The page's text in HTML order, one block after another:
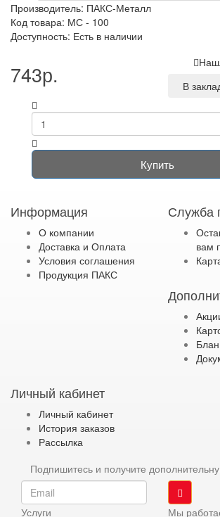
Производитель: ПАКС-Металл
Код товара: МС - 100
Доступность: Есть в наличии
743р.
В
Купить
Информация
О компании
Доставка и Оплата
Условия соглашения
Продукция ПАКС
Служба
вам
Личный кабинет
Личный кабинет
История заказов
Рассылка
Подпишитесь и получите
Услуги Мы